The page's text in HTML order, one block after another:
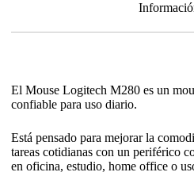
El Mouse Logitech M280 es un
confiable para uso diario.
Está pensado para mejorar la
tareas cotidianas con un periférico
en oficina, estudio, home office o